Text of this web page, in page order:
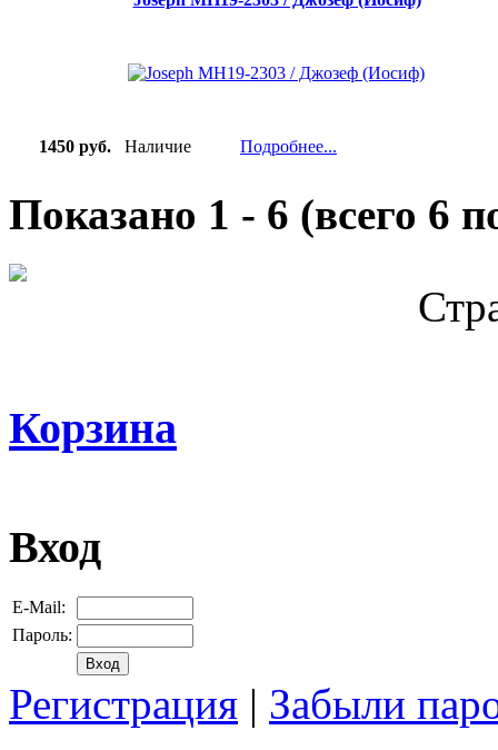
1450 руб. Наличие Подробнее...
Показано 1 - 6 (всего 6
Корзина
Вход
E-Mail:
Пароль:
Регистрация | Забыли